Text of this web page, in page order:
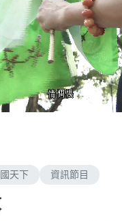
天下 資訊節目